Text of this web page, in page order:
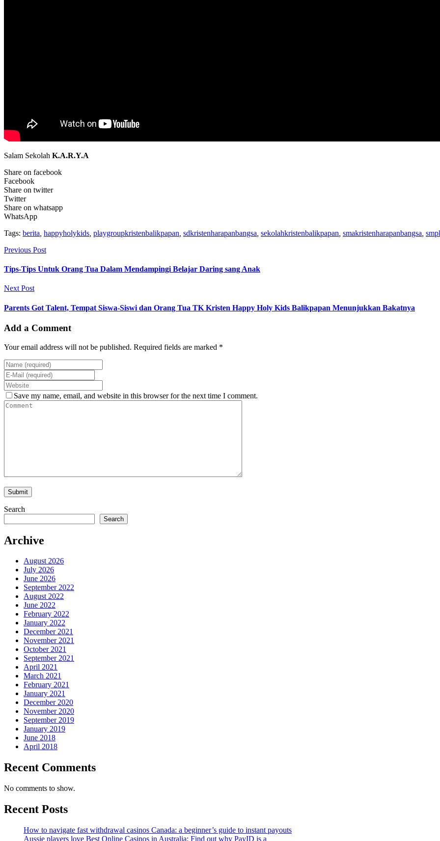
Salam Sekolah K.A.R.Y.A
Share on facebook
Facebook
Share on twitter
Twitter
Share on whatsapp
WhatsApp
Tags: berita happyholykids playgroupkristenbalikpapan sdkristenharapanbangsa sekolahkristenbalikpapan smakristenharapanbangsa
Previous Post
Tips-Tips Untuk Orang Tua Dalam Mendampingi Belajar Daring sang Anak
Next Post
Parents Got Talent, Tempat Siswa-Siswi dan Orang Tua TK Kristen Happy Holy Kids Balikpapan Menunjukkan Bakatnya
Add a Comment
Your email address will not be published. Required fields are marked *
Save my name, email, and website in this browser for the next time I comment.
Search
Search
Archive
August 2026
July 2026
June 2026
September 2022
August 2022
June 2022
February 2022
January 2022
December 2021
November 2021
October 2021
September 2021
April 2021
March 2021
February 2021
January 2021
December 2020
November 2020
September 2019
January 2019
June 2018
April 2018
Recent Comments
No comments to show.
Recent Posts
How to navigate fast withdrawal casinos Canada: a beginner’s guide to instant payouts
Aussie players love Best Online Casinos in Australia: Find out why PayID is a